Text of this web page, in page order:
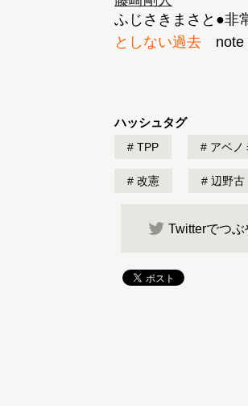
ふじさきまさと●非
としない過去 note
ハッシュタグ
TPP アベノ
改憲 辺野古
Twitterでつぶ